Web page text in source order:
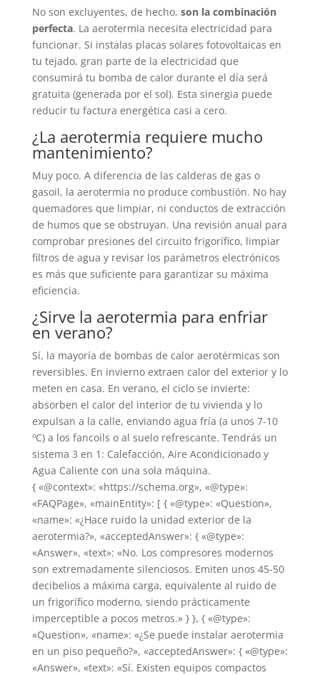
No son excluyentes, de hecho, son la combinación
perfecta. La aerotermia necesita electricidad para
funcionar. Si instalas placas solares fotovoltaicas en
tu tejado, gran parte de la electricidad que
consumirá tu bomba de calor durante el día será
gratuita (generada por el sol). Esta sinergia puede
reducir tu factura energética casi a cero.
¿La aerotermia requiere mucho
mantenimiento?
Muy poco. A diferencia de las calderas de gas o
gasoil, la aerotermia no produce combustión. No hay
quemadores que limpiar, ni conductos de extracción
de humos que se obstruyan. Una revisión anual para
comprobar presiones del circuito frigorífico, limpiar
filtros de agua y revisar los parámetros electrónicos
es más que suficiente para garantizar su máxima
eficiencia.
¿Sirve la aerotermia para enfriar
en verano?
Sí, la mayoría de bombas de calor aerotérmicas son
reversibles. En invierno extraen calor del exterior y lo
meten en casa. En verano, el ciclo se invierte:
absorben el calor del interior de tu vivienda y lo
expulsan a la calle, enviando agua fría (a unos 7-10
ºC) a los fancoils o al suelo refrescante. Tendrás un
sistema 3 en 1: Calefacción, Aire Acondicionado y
Agua Caliente con una sola máquina.
{ «@context»: «https://schema.org», «@type»:
«FAQPage», «mainEntity»: [ { «@type»: «Question»,
«name»: «¿Hace ruido la unidad exterior de la
aerotermia?», «acceptedAnswer»: { «@type»:
«Answer», «text»: «No. Los compresores modernos
son extremadamente silenciosos. Emiten unos 45-50
decibelios a máxima carga, equivalente al ruido de
un frigorífico moderno, siendo prácticamente
imperceptible a pocos metros.» } }, { «@type»:
«Question», «name»: «¿Se puede instalar aerotermia
en un piso pequeño?», «acceptedAnswer»: { «@type»:
«Answer», «text»: «Sí. Existen equipos compactos